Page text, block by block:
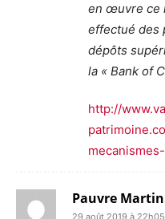
en œuvre ce
effectué des
dépôts
la « Bank of
http://
Pauvre Martin
29 août 2019 à 22h05